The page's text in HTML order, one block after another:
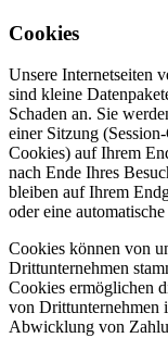
Cookies
Unsere Internetseiten
sind kleine
Schaden an. Sie
einer Sitzung
Cookies) auf Ihrem
nach Ende Ihres
bleiben auf Ihrem
oder eine
Cookies können von
Drittunternehmen
Cookies ermöglichen
von Drittunternehmen
Abwicklung von